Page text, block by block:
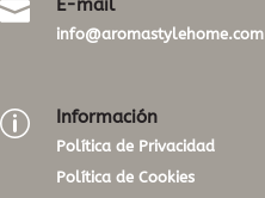
 E-mail
info@aromastylehome.com
p Información
Política de Privacidad
Política de Cookies